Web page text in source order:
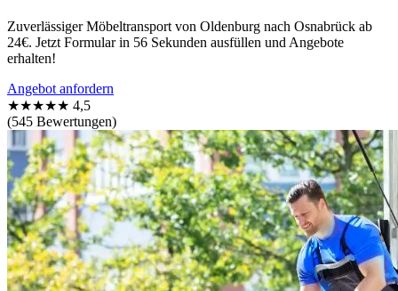
Zuverlässiger Möbeltransport von Oldenburg nach Osnabrück ab
24€. Jetzt Formular in 56 Sekunden ausfüllen und Angebote
erhalten!
Angebot anfordern
★★★★★ 4,5
(545 Bewertungen)